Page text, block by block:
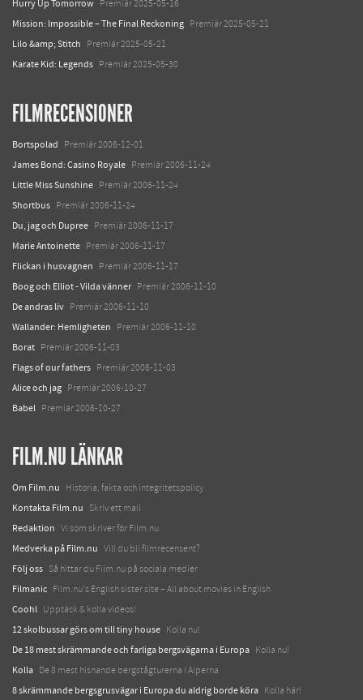
Hurry Up Tomorrow Premiär 2025-05-16
Mission: Impossible – The Final Reckoning Premiär 2025-05-21
Lilo &amp; Stitch Premiär 2025-05-21
Karate Kid: Legends Premiär 2025-05-30
FILMRECENSIONER
Bortspolad Premiär 2006-12-01
James Bond: Casino Royale Premiär 2006-11-24
Little Miss Sunshine Premiär 2006-11-24
Shortbus Premiär 2006-11-24
Du, jag och Dupree Premiär 2006-11-17
Marie Antoinette Premiär 2006-11-17
Flickan i husvagnen Premiär 2006-11-17
Boog och Elliot - Vilda vänner Premiär 2006-11-10
De andras liv Premiär 2006-11-10
Wallander: Hemligheten Premiär 2006-11-10
Borat Premiär 2006-11-03
Flags of our fathers Premiär 2006-11-03
Alice och jag Premiär 2006-10-27
Babel Premiär 2006-10-27
FILM.NU LÄNKAR
Om Film.nu Historia, fakta och integritetspolicy
Kontakta Film.nu Skriv ett mail
Redaktion Vi som skriver för Film.nu
Medverka på Film.nu Vill du bli filmrecensent?
Följ oss Så hittar du Film.nu på sociala medier
Filmanic Film.nu's English sister site – All about movies in English
Coohl Upptäck & kolla videos!
12 skolbussar görs om till tiny house Kolla nu!
De 18 mest skrämmande och farliga bergsvägarna i Europa Kolla nu!
Kolla De 8 mest hisnande bergstågturerna i Alperna
8 skrämmande bergsgrusvägar i Europa du aldrig borde köra Kolla här!